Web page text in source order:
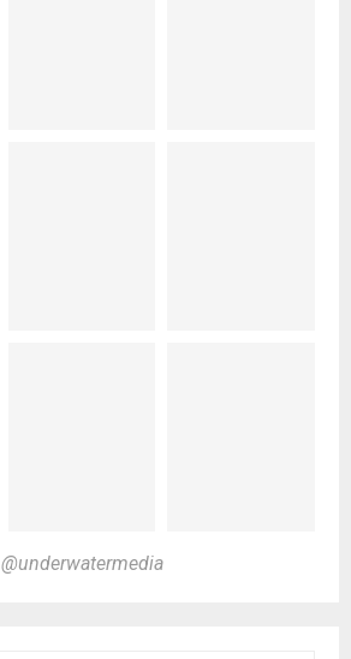
@underwatermedia